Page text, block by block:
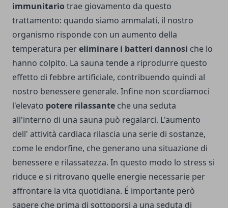
immunitario trae giovamento da questo
trattamento: quando siamo ammalati, il nostro
organismo risponde con un aumento della
temperatura pereliminare i batteri dannosi che lo
hanno colpito. La sauna tende a riprodurre questo
effetto di febbre artificiale, contribuendo quindi al
nostro benessere generale. Infine non scordiamoci
l'elevato potere rilassante che una seduta
all'interno di una sauna può regalarci. L'aumento
dell' attività cardiaca rilascia una serie di sostanze,
come le endorfine, che generano una situazione di
benessere e rilassatezza. In questo modo lo stress si
riduce e si ritrovano quelle energie necessarie per
affrontare la vita quotidiana. É importante però
sapere che prima di sottoporsi a una seduta di